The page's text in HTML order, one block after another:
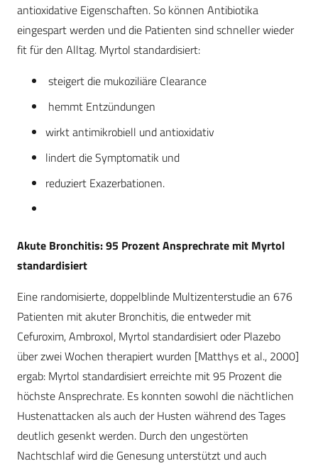
antioxidative Eigenschaften. So können Antibiotika
eingespart werden und die Patienten sind schneller wieder
fit für den Alltag. Myrtol standardisiert:
steigert die mukoziliäre Clearance
hemmt Entzündungen
wirkt antimikrobiell und antioxidativ
lindert die Symptomatik und
reduziert Exazerbationen.
Akute Bronchitis: 95 Prozent Ansprechrate mit Myrtol
standardisiert
Eine randomisierte, doppelblinde Multizenterstudie an 676
Patienten mit akuter Bronchitis, die entweder mit
Cefuroxim, Ambroxol, Myrtol standardisiert oder Plazebo
über zwei Wochen therapiert wurden [Matthys et al., 2000]
ergab: Myrtol standardisiert erreichte mit 95 Prozent die
höchste Ansprechrate. Es konnten sowohl die nächtlichen
Hustenattacken als auch der Husten während des Tages
deutlich gesenkt werden. Durch den ungestörten
Nachtschlaf wird die Genesung unterstützt und auch